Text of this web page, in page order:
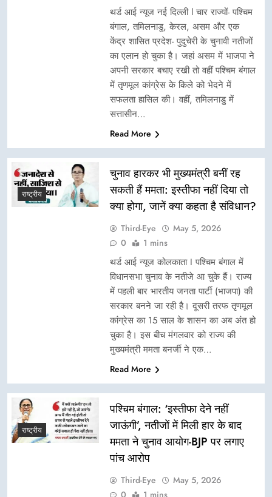
थर्ड आई न्यूज नई दिल्ली l चार राज्यों- पश्चिम
बंगाल, तमिलनाडु, केरल, असम और एक
केंद्र शासित प्रदेश- पुदुचेरी के चुनावी नतीजों
का एलान हो चुका है। जहां असम में भाजपा ने
अपनी सरकार बचाए रखी तो वहीं पश्चिम बंगाल
में तृणमूल कांग्रेस के किले को भेदने में
सफलता हासिल की। वहीं, तमिलनाडु में
सत्तासीन…
Read More
राष्ट्रीय
चुनाव हारकर भी मुख्यमंत्री बनीं रह
सकती हैं ममता: इस्तीफा नहीं दिया तो
क्या होगा, जानें क्या कहता है संविधान?
Third-Eye
May 5, 2026
0
1 mins
थर्ड आई न्यूज कोलकाता I पश्चिम बंगाल में
विधानसभा चुनाव के नतीजे आ चुके हैं। राज्य
में पहली बार भारतीय जनता पार्टी (भाजपा) की
सरकार बनने जा रही है। दूसरी तरफ तृणमूल
कांग्रेस का 15 साल के शासन का अब अंत हो
चुका है। इस बीच मंगलवार को राज्य की
मुख्यमंत्री ममता बनर्जी ने एक…
Read More
राष्ट्रीय
पश्चिम बंगाल: ‘इस्तीफा देने नहीं
जाऊंगी’, नतीजों में मिली हार के बाद
ममता ने चुनाव आयोग-BJP पर लगाए
पांच आरोप
Third-Eye
May 5, 2026
0
1 mins